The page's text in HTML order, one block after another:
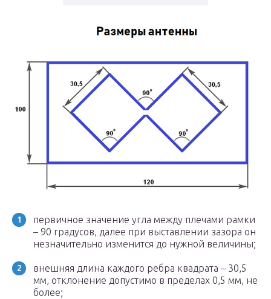
первичное значение угла между плечами рамки
– 90 градусов, далее при выставлении зазора он
незначительно изменится до нужной величины;
внешняя длина каждого ребра квадрата – 30,5
мм, отклонение допустимо в пределах 0,5 мм, не
более;